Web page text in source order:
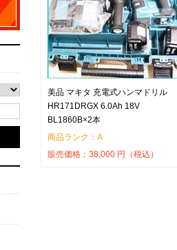
美品 マキタ 充電式ハンマドリル
HR171DRGX 6.0Ah 18V
BL1860B×2本
商品ランク：A
販売価格： 38,000 円（税込）